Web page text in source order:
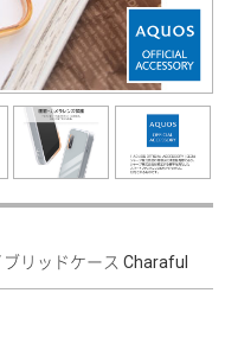
リッドケース Charaful